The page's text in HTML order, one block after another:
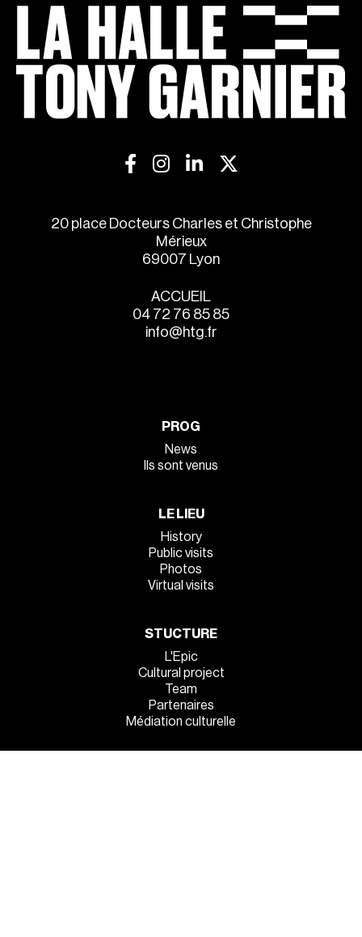
20 place Docteurs Charles et Christophe
Mérieux
69007 Lyon
ACCUEIL
04 72 76 85 85
info@htg.fr
PROG
News
Ils sont venus
LE LIEU
History
Public visits
Photos
Virtual visits
STUCTURE
L'Epic
Cultural project
Team
Partenaires
Médiation culturelle